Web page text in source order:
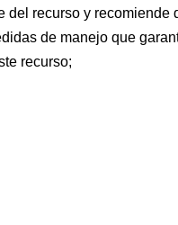
del recurso y recomiende
de manejo que
recurso;